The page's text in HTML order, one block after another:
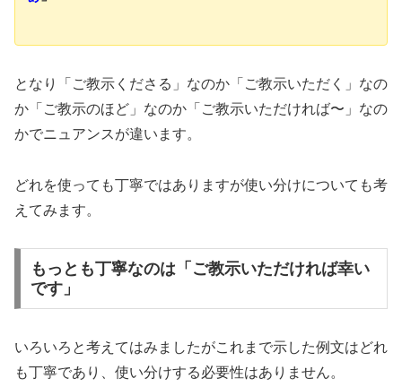
となり「ご教示くださる」なのか「ご教示いただく」なの
か「ご教示のほど」なのか「ご教示いただければ〜」なの
かでニュアンスが違います。
どれを使っても丁寧ではありますが使い分けについても考
えてみます。
もっとも丁寧なのは「ご教示いただければ幸い
です」
いろいろと考えてはみましたがこれまで示した例文はどれ
も丁寧であり、使い分けする必要性はありません。